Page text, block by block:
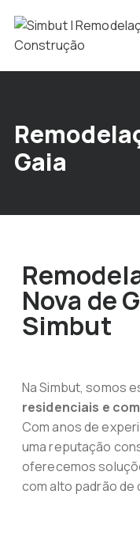
Gaia
Nova de
Simbut
Na Simbut, somos
residenciais e
Com anos de
uma reputação
oferecemos
com alto padrão de